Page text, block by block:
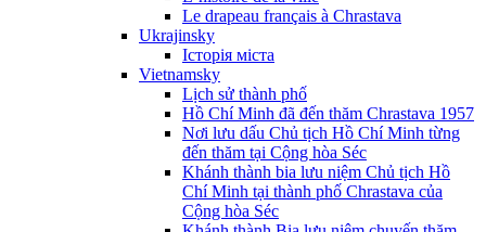
Le drapeau français à Chrastava
Ukrajinsky
Історія міста
Vietnamsky
Lịch sử thành phố
Hồ Chí Minh đã đến thăm Chrastava 1957
Nơi lưu dấu Chủ tịch Hồ Chí Minh từng
đến thăm tại Cộng hòa Séc
Khánh thành bia lưu niệm Chủ tịch Hồ
Chí Minh tại thành phố Chrastava của
Cộng hòa Séc